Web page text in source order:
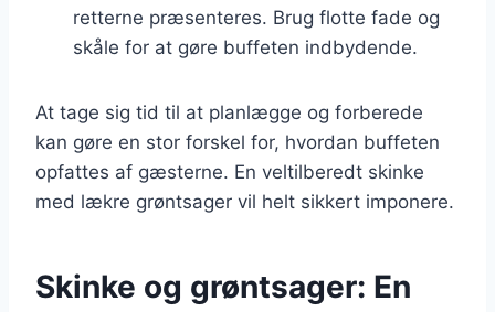
retterne præsenteres. Brug flotte fade og
skåle for at gøre buffeten indbydende.
At tage sig tid til at planlægge og forberede
kan gøre en stor forskel for, hvordan buffeten
opfattes af gæsterne. En veltilberedt skinke
med lækre grøntsager vil helt sikkert imponere.
Skinke og grøntsager: En